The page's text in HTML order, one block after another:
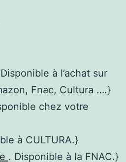
à l’achat sur
Fnac, Cultura ….}
chez votre
à CULTURA.}
. Disponible à la FNAC.}